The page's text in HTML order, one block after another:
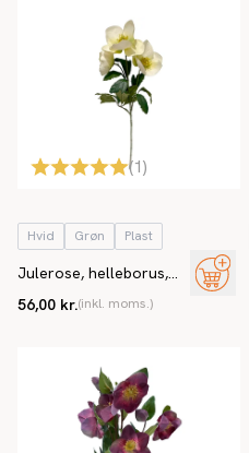
(1)
Hvid Grøn Plast
Julerose, helleborus,
56,00 kr.(inkl. moms.)